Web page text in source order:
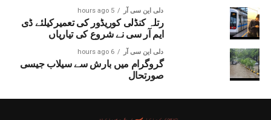
دلی این سی آر 5 hours ago
رتلہ کنڈلی کوریڈور کی تعمیرکیلئے ڈی
ایم آر سی نے شروع کی تیاریاں
دلی این سی آر 6 hours ago
گروگرام میں بارش سے سیلاب جیسی
صورتحال